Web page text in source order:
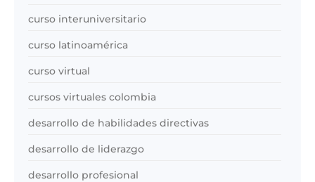
curso interuniversitario
curso latinoamérica
curso virtual
cursos virtuales colombia
desarrollo de habilidades directivas
desarrollo de liderazgo
desarrollo profesional